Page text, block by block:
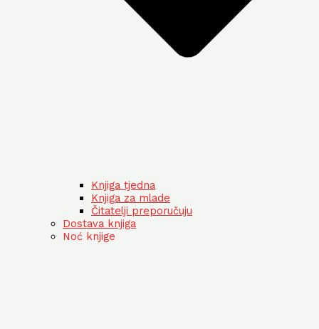
Knjiga tjedna
Knjiga za mlade
Čitatelji preporučuju
Dostava knjiga
Noć knjige